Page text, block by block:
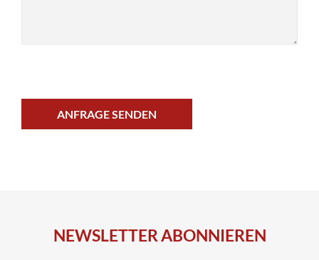
NEWSLETTER ABONNIEREN